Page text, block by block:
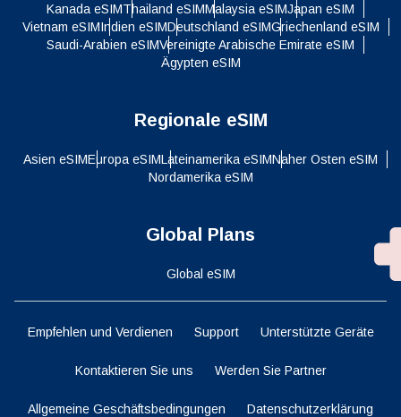
Kanada eSIMThailand eSIMMalaysia eSIMJapan eSIM
Vietnam eSIMIndien eSIMDeutschland eSIMGriechenland eSIM
Saudi-Arabien eSIMVereinigte Arabische Emirate eSIM
Ägypten eSIM
Regionale eSIM
Asien eSIMEuropa eSIMLateinamerika eSIMNaher Osten eSIM
Nordamerika eSIM
Global Plans
Global eSIM
Empfehlen und Verdienen Support Unterstützte Geräte
Kontaktieren Sie uns Werden Sie Partner
Allgemeine Geschäftsbedingungen Datenschutzerklärung